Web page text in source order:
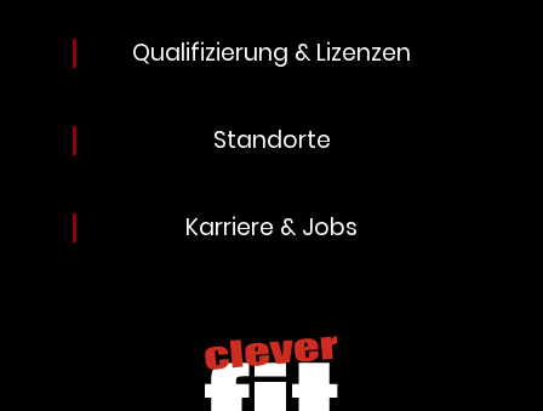
Qualifizierung & Lizenzen
Standorte
Karriere & Jobs